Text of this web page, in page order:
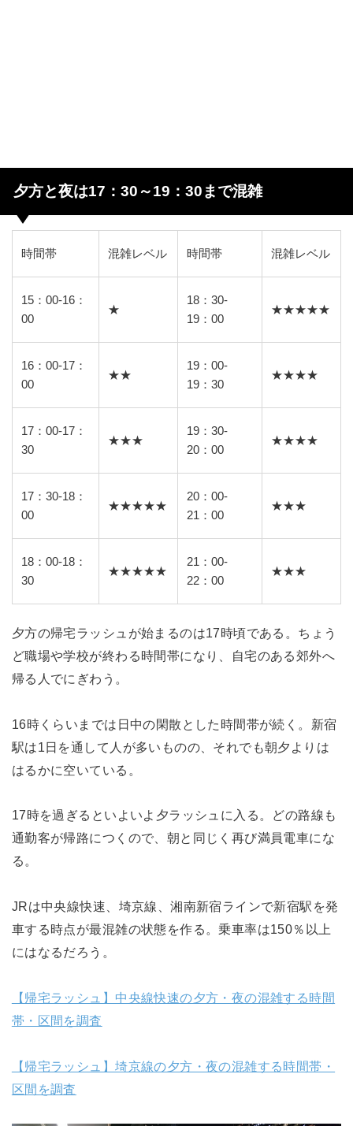
夕方と夜は17：30～19：30まで混雑
時間帯 混雑レベル 時間帯 混雑レベル
15：00-16：
00
★
18：30-
19：00
★★★★★
16：00-17：
00
★★
19：00-
19：30
★★★★
17：00-17：
30
★★★
19：30-
20：00
★★★★
17：30-18：
00
★★★★★
20：00-
21：00
★★★
18：00-18：
30
★★★★★
21：00-
22：00
★★★
夕方の帰宅ラッシュが始まるのは17時頃である。ちょう
ど職場や学校が終わる時間帯になり、自宅のある郊外へ
帰る人でにぎわう。
16時くらいまでは日中の閑散とした時間帯が続く。新宿
駅は1日を通して人が多いものの、それでも朝夕よりは
はるかに空いている。
17時を過ぎるといよいよ夕ラッシュに入る。どの路線も
通勤客が帰路につくので、朝と同じく再び満員電車にな
る。
JRは中央線快速、埼京線、湘南新宿ラインで新宿駅を発
車する時点が最混雑の状態を作る。乗車率は150％以上
にはなるだろう。
【帰宅ラッシュ】中央線快速の夕方・夜の混雑する時間
帯・区間を調査
【帰宅ラッシュ】埼京線の夕方・夜の混雑する時間帯・
区間を調査